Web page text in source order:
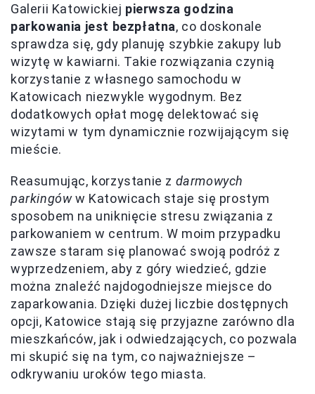
Galerii Katowickiej pierwsza godzina
parkowania jest bezpłatna, co doskonale
sprawdza się, gdy planuję szybkie zakupy lub
wizytę w kawiarni. Takie rozwiązania czynią
korzystanie z własnego samochodu w
Katowicach niezwykle wygodnym. Bez
dodatkowych opłat mogę delektować się
wizytami w tym dynamicznie rozwijającym się
mieście.
Reasumując, korzystanie z darmowych
parkingóww Katowicach staje się prostym
sposobem na uniknięcie stresu związania z
parkowaniem w centrum. W moim przypadku
zawsze staram się planować swoją podróż z
wyprzedzeniem, aby z góry wiedzieć, gdzie
można znaleźć najdogodniejsze miejsce do
zaparkowania. Dzięki dużej liczbie dostępnych
opcji, Katowice stają się przyjazne zarówno dla
mieszkańców, jak i odwiedzających, co pozwala
mi skupić się na tym, co najważniejsze –
odkrywaniu uroków tego miasta.